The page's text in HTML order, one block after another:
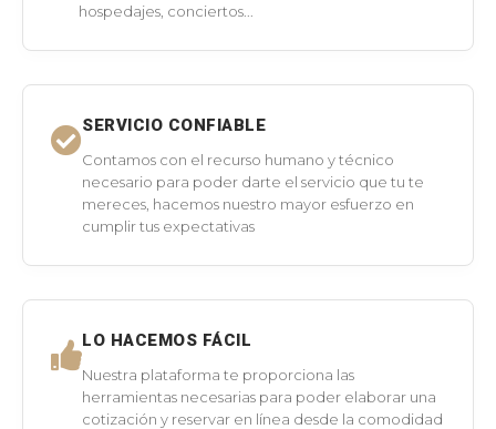
hospedajes, conciertos...
SERVICIO CONFIABLE
Contamos con el recurso humano y técnico
necesario para poder darte el servicio que tu te
mereces, hacemos nuestro mayor esfuerzo en
cumplir tus expectativas
LO HACEMOS FÁCIL
Nuestra plataforma te proporciona las
herramientas necesarias para poder elaborar una
cotización y reservar en línea desde la comodidad